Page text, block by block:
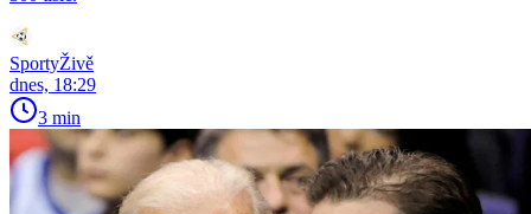
SportyŽivě
dnes, 18:29
3 min